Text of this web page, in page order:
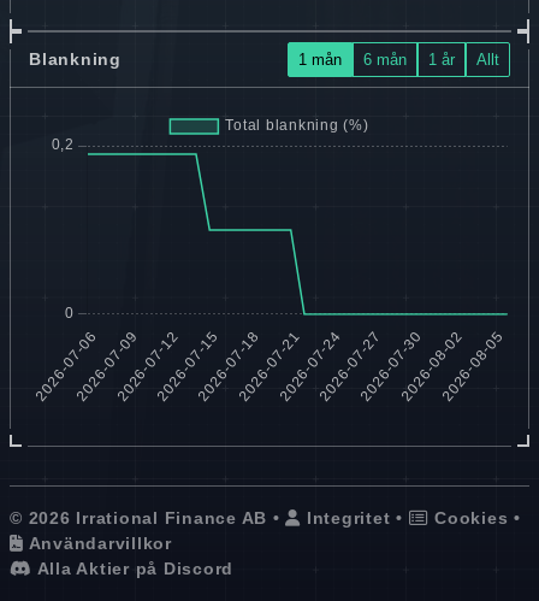
Blankning 1 mån 6 mån 1 år Allt
© 2026 Irrational Finance AB • Integritet • Cookies •
Användarvillkor
Alla Aktier på Discord